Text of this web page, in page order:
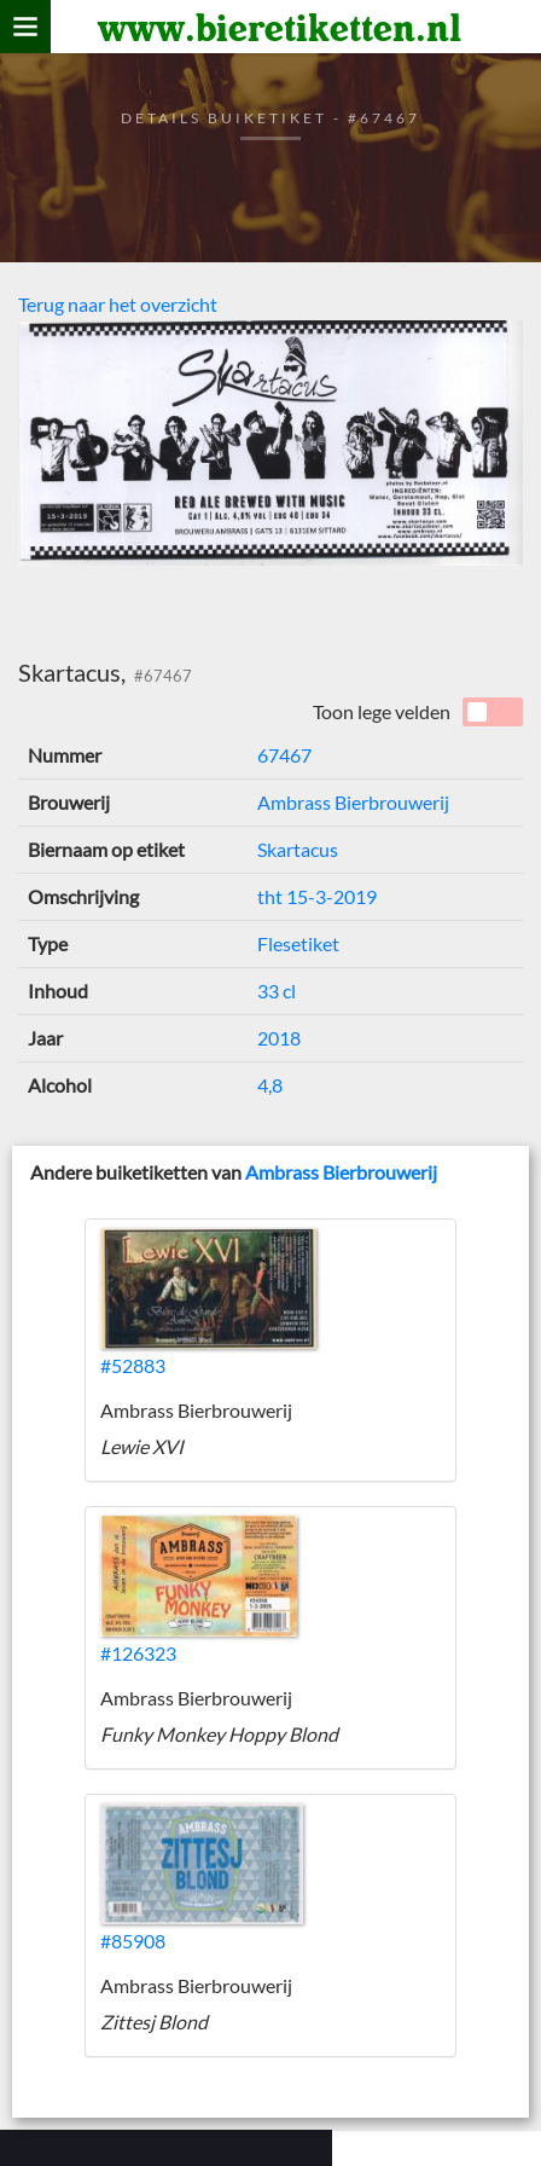
www.bieretiketten.nl
Home
verzamelen
De bierkaart
Bezoekers
DETAILS BUIKETIKET - #67467
Terug naar het overzicht
Skartacus, #67467
Toon lege velden
Nummer
67467
Brouwerij Ambrass Bierbrouwerij
Biernaam op etiket Skartacus
Omschrijving tht 15-3-2019
Type Flesetiket
Inhoud 33 cl
Jaar 2018
Alcohol 4,8
Andere buiketiketten van Ambrass Bierbrouwerij
#52883
Ambrass Bierbrouwerij
Lewie XVI
#126323
Ambrass Bierbrouwerij
Funky Monkey Hoppy Blond
#85908
Ambrass Bierbrouwerij
Zittesj Blond